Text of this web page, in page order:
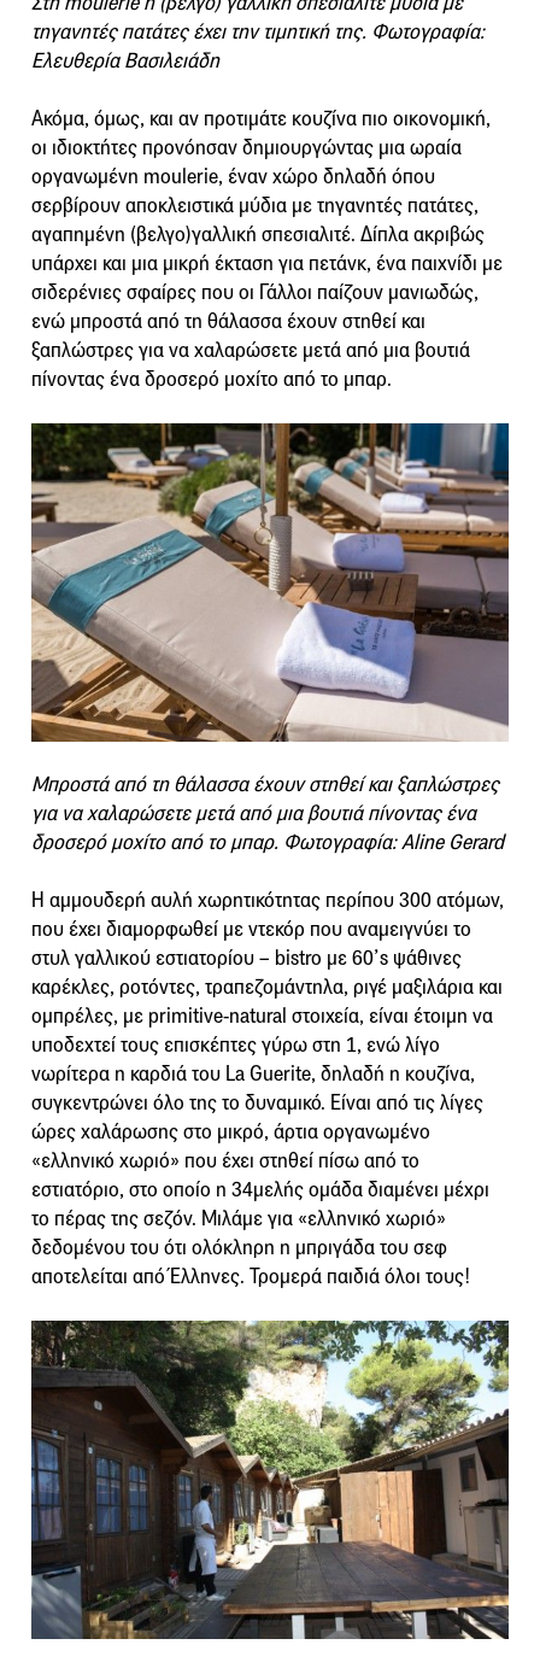
τηγανητές πατάτες έχει την τιμητική της. Φωτογραφία:
Ελευθερία Βασιλειάδη
Ακόμα, όμως, και αν προτιμάτε κουζίνα πιο οικονομική,
οι ιδιοκτήτες προνόησαν δημιουργώντας μια ωραία
οργανωμένη moulerie, έναν χώρο δηλαδή όπου
σερβίρουν αποκλειστικά μύδια με τηγανητές πατάτες,
αγαπημένη (βελγο)γαλλική σπεσιαλιτέ. Δίπλα ακριβώς
υπάρχει και μια μικρή έκταση για πετάνκ, ένα παιχνίδι με
σιδερένιες σφαίρες που οι Γάλλοι παίζουν μανιωδώς,
ενώ μπροστά από τη θάλασσα έχουν στηθεί και
ξαπλώστρες για να χαλαρώσετε μετά από μια βουτιά
πίνοντας ένα δροσερό μοχίτο από το μπαρ.
Μπροστά από τη θάλασσα έχουν στηθεί και ξαπλώστρες
για να χαλαρώσετε μετά από μια βουτιά πίνοντας ένα
δροσερό μοχίτο από το μπαρ. Φωτογραφία: Aline Gerard
Η αμμουδερή αυλή χωρητικότητας περίπου 300 ατόμων,
που έχει διαμορφωθεί με ντεκόρ που αναμειγνύει το
στυλ γαλλικού εστιατορίου – bistro με 60’s ψάθινες
καρέκλες, ροτόντες, τραπεζομάντηλα, ριγέ μαξιλάρια και
ομπρέλες, με primitive-natural στοιχεία, είναι έτοιμη να
υποδεχτεί τους επισκέπτες γύρω στη 1, ενώ λίγο
νωρίτερα η καρδιά του La Guerite, δηλαδή η κουζίνα,
συγκεντρώνει όλο της το δυναμικό. Είναι από τις λίγες
ώρες χαλάρωσης στο μικρό, άρτια οργανωμένο
«ελληνικό χωριό» που έχει στηθεί πίσω από το
εστιατόριο, στο οποίο η 34μελής ομάδα διαμένει μέχρι
το πέρας της σεζόν. Μιλάμε για «ελληνικό χωριό»
δεδομένου του ότι ολόκληρη η μπριγάδα του σεφ
αποτελείται από Έλληνες. Τρομερά παιδιά όλοι τους!